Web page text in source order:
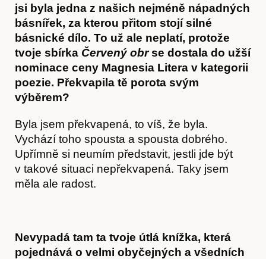
jsi byla jedna z našich nejméně nápadných
básnířek, za kterou přitom stojí silné
básnické dílo. To už ale neplatí, protože
tvoje sbírka Červený obrse dostala do užší
nominace ceny Magnesia Litera v kategorii
poezie. Překvapila tě porota svým
výběrem?
Byla jsem překvapená, to víš, že byla.
Vychází toho spousta a spousta dobrého.
Upřímně si neumím představit, jestli jde být
v takové situaci nepřekvapená. Taky jsem
měla ale radost.
Nevypadá tam ta tvoje útlá knížka, která
pojednává o velmi obyčejných a všedních